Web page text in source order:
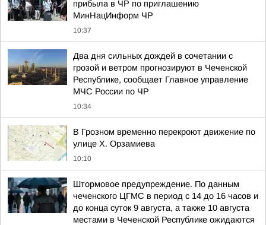
прибыла в ЧР по приглашению
МинНацИнформ ЧР
10:37
Два дня сильных дождей в сочетании с
грозой и ветром прогнозируют в Чеченской
Республике, сообщает Главное управление
МЧС России по ЧР
10:34
В Грозном временно перекроют движение по
улице Х. Орзамиева
10:10
Штормовое предупреждение. По данным
чеченского ЦГМС в период с 14 до 16 часов и
до конца суток 9 августа, а также 10 августа
местами в Чеченской Республике ожидаются